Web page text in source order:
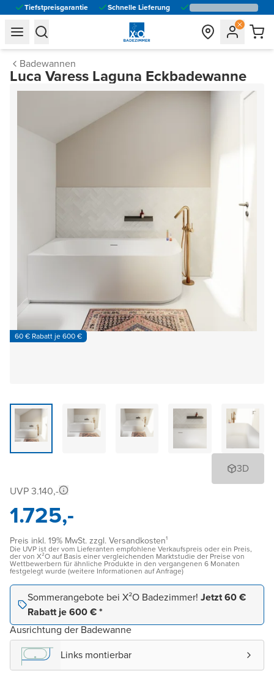
Tiefstpreisgarantie Schnelle Lieferung
general.navigation.toggle_menu.label
general.navigation.toggle_menu.label
Badewannen
Luca Varess Laguna Eckbadewanne
60 € Rabatt je 600 €
3D
UVP 3.140,-
1.725,-
Preis inkl. 19% MwSt. zzgl. Versandkosten¹
Die UVP ist der vom Lieferanten empfohlene Verkaufspreis oder ein Preis,
der von X²O auf Basis einer vergleichenden Marktstudie der Preise von
Wettbewerbern für ähnliche Produkte in den vergangenen 6 Monaten
festgelegt wurde (weitere Informationen auf Anfrage)
Sommerangebote bei X²O Badezimmer! Jetzt 60 €
Rabatt je 600 € *
Ausrichtung der Badewanne
Links montierbar